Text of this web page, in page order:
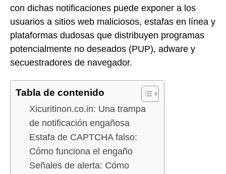
con dichas notificaciones puede exponer a los
usuarios a sitios web maliciosos, estafas en línea y
plataformas dudosas que distribuyen programas
potencialmente no deseados (PUP), adware y
secuestradores de navegador.
Tabla de contenido
Xicuritinon.co.in: Una trampa
de notificación engañosa
Estafa de CAPTCHA falso:
Cómo funciona el engaño
Señales de alerta: Cómo